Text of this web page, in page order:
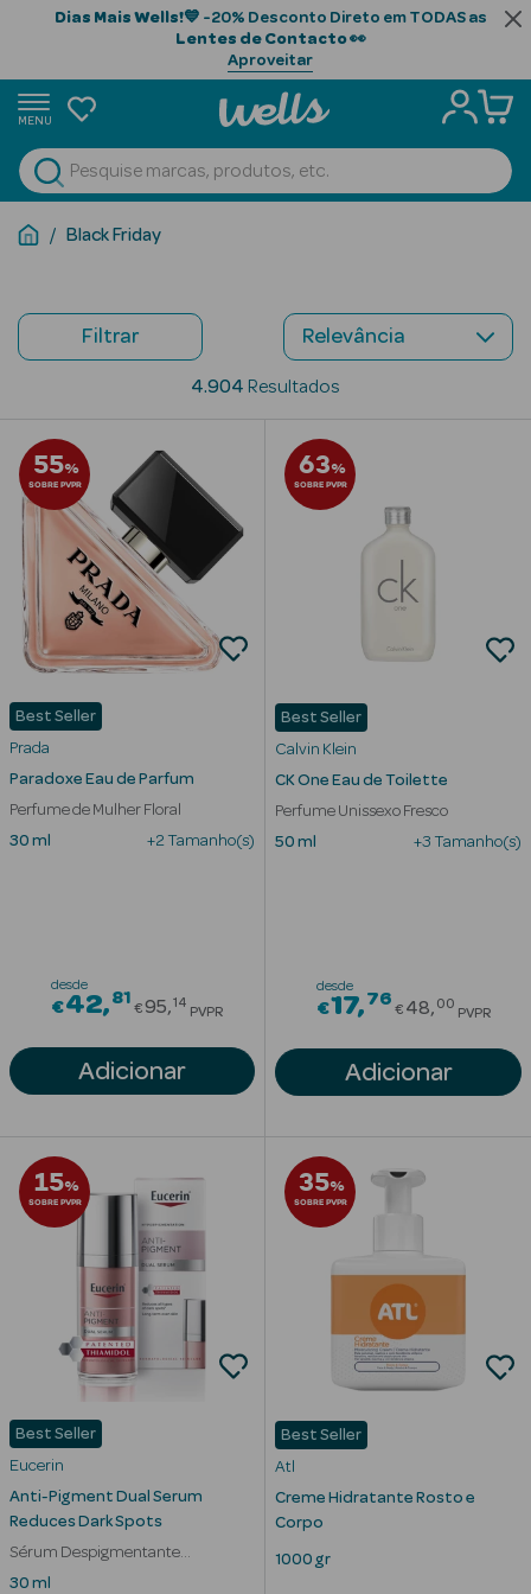
Dias Mais Wells!💙 -20% Desconto Direto em TODAS as
Lentes de Contacto👀
Aproveitar
MENU
Ver Tudo
Profissional
Beauty Season
Cosmética
Luxo
Beauty Season
Cuidados de
Cabelo
Maquilhagem
Beauty Season
Perfumes
Solares
Black Friday
Filtrar
4.904 Resultados
55%
SOBRE PVPR
Best Seller
Prada
Paradoxe Eau de Parfum
Perfume de Mulher Floral
30 ml
+2 Tamanho(s)
desde
€42 81Price reduced from
€95 14
PVPR
Adicionar
63%
SOBRE PVPR
Best Seller
Calvin Klein
CK One Eau de Toilette
Perfume Unissexo Fresco
50 ml
+3 Tamanho(s)
desde
€17 76Price
€ 48 00
PVPR
Adicionar
15%
SOBRE PVPR
Best Seller
Eucerin
Anti-Pigment Dual Serum
Reduces Dark Spots
Sérum Despigmentante
Antimanchas Escuras
30 ml
35%
SOBRE PVPR
Best Seller
Atl
Creme Hidratante Rosto e
Corpo
1000 gr